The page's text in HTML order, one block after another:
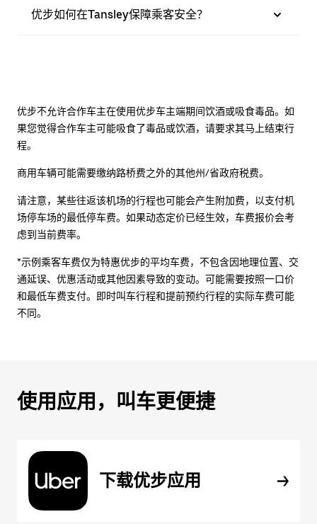
优步如何在Tansley保障乘客安全？
优步不允许合作车主在使用优步车主端期间饮酒或吸食毒品。如
果您觉得合作车主可能吸食了毒品或饮酒，请要求其马上结束行
程。
商用车辆可能需要缴纳路桥费之外的其他州/省政府税费。
请注意，某些往返该机场的行程也可能会产生附加费，以支付机
场停车场的最低停车费。如果动态定价已经生效，车费报价会考
虑到当前费率。
*示例乘客车费仅为特惠优步的平均车费，不包含因地理位置、交
通延误、优惠活动或其他因素导致的变动。可能需要按照一口价
和最低车费支付。即时叫车行程和提前预约行程的实际车费可能
不同。
使用应用，叫车更便捷
下载优步应用